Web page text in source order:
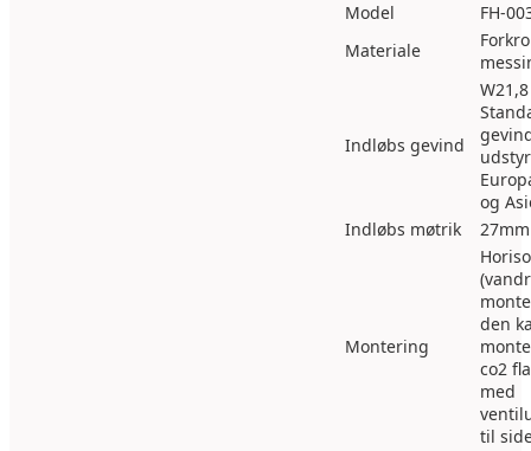
Model
FH-
Materiale
Indløbs gevind
W21,8
og
Indløbs møtrik
27mm
Montering
den
co2
med
til